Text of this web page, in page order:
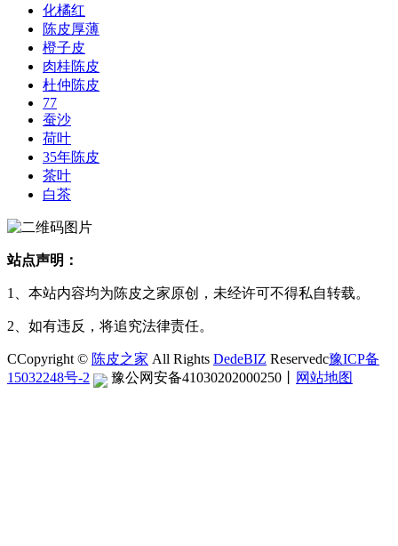
化橘红
陈皮厚薄
橙子皮
肉桂陈皮
杜仲陈皮
77
蚕沙
荷叶
35年陈皮
茶叶
白茶
站点声明：
1、本站内容均为陈皮之家原创，未经许可不得私自转载。
2、如有违反，将追究法律责任。
CCopyright © 陈皮之家 All Rights DedeBIZ Reservedc豫ICP备
15032248号-2
豫公网安备41030202000250 网站地图